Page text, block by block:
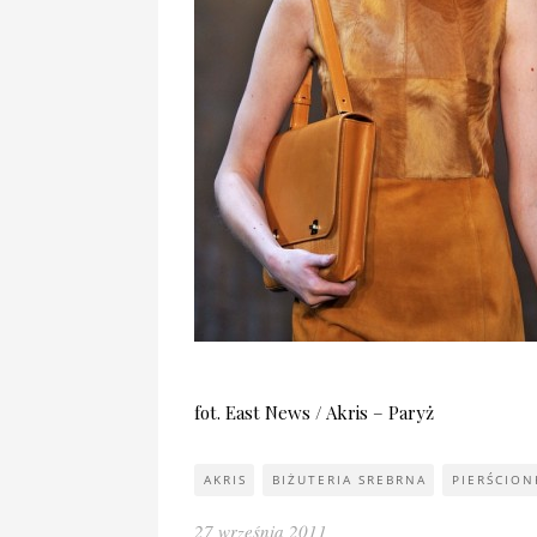
fot. East News / Akris – Paryż
AKRIS BIŻUTERIA SREBRNA
27 września 2011